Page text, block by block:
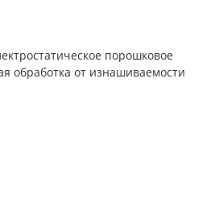
порошковое
обработка от изнашиваемости